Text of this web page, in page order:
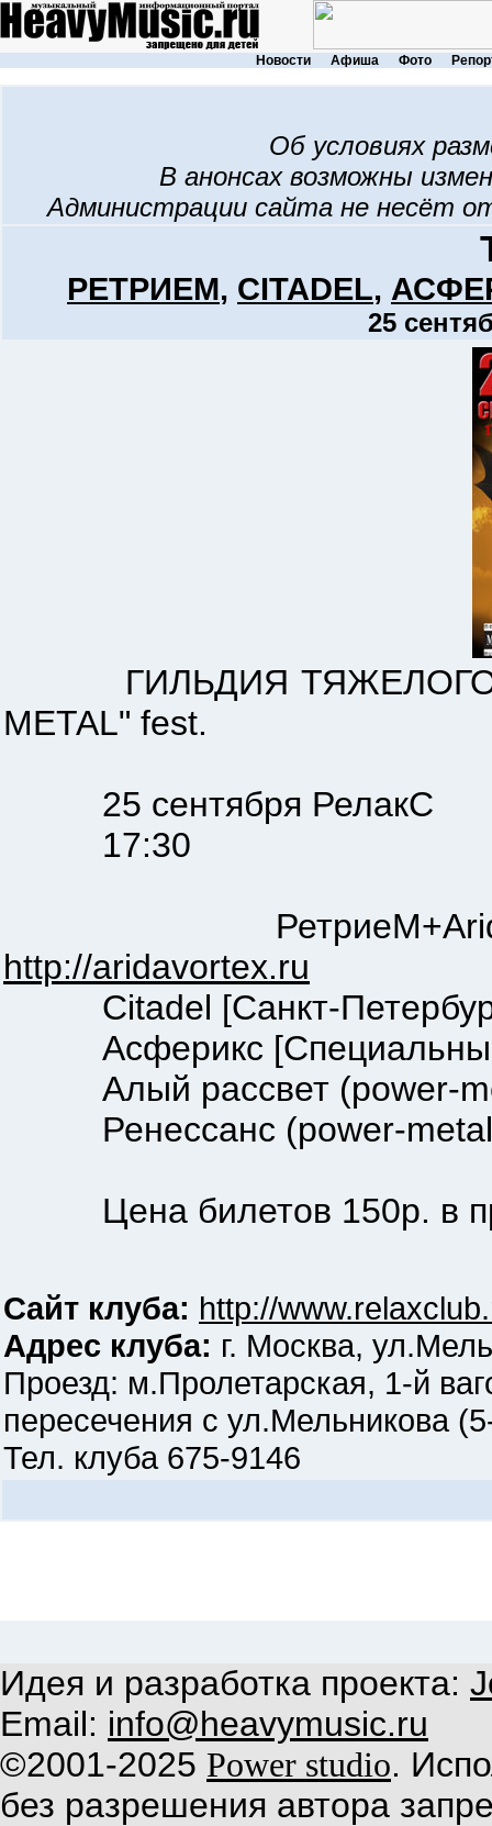
Новости Афиша Фото
Об условиях
В анонсах возможны
Администрации сайта не несёт
РЕТРИЕМ, CITADEL,
25
ГИЛЬДИЯ ТЯЖЕЛОГО
METAL" fest.
25 сентября РелакС
17:30
http://aridavortex.ru
Citadel [Санкт-
Асферикс
Алый рассвет (power-
Ренессанс (power-
Цена билетов 150р. в
Сайт клуба: http://
Адрес клуба: г. Москва,
Проезд: м.Пролетарская, 1-й
пересечения с ул.Мельникова
Тел. клуба 675-9146
Идея и разработка проекта:
Email: info@heavymusic.ru
©2001-2025 Power studio.
без разрешения автора